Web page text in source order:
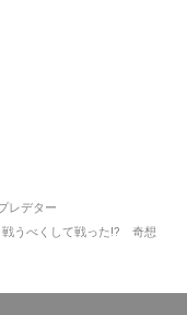
レデター
戦うべくして戦った!? 奇想